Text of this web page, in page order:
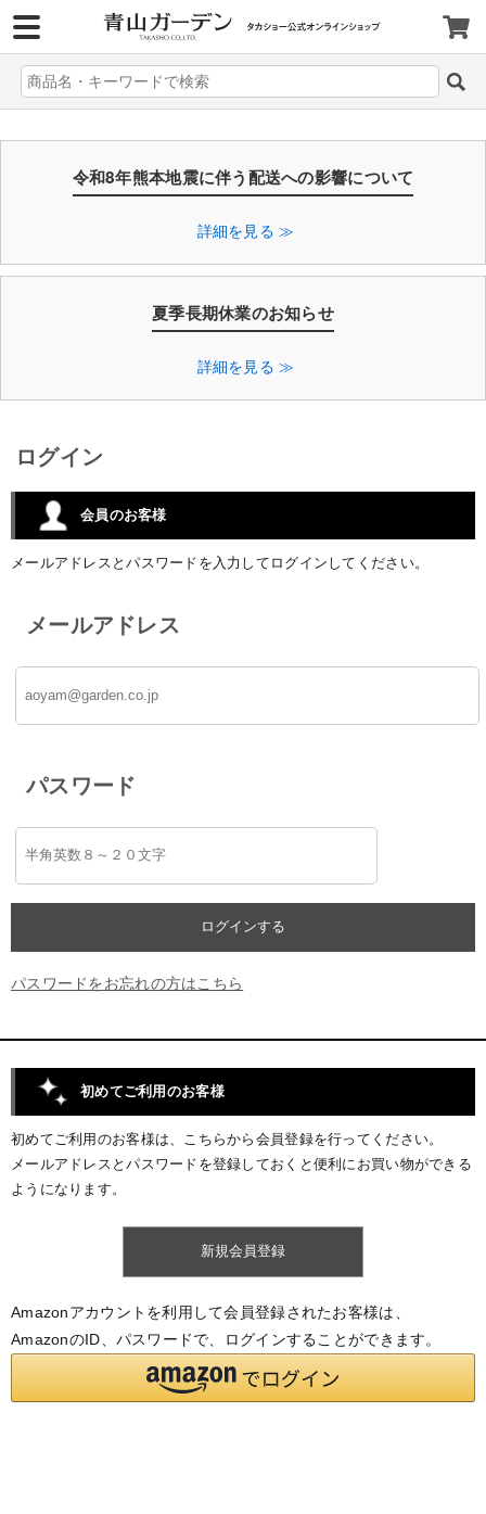
令和8年熊本地震に伴う配送への影響について
詳細を見る ≫
夏季長期休業のお知らせ
詳細を見る ≫
ログイン
会員のお客様
メールアドレスとパスワードを入力してログインしてください。
メールアドレス
パスワード
パスワードをお忘れの方はこちら
初めてご利用のお客様
初めてご利用のお客様は、こちらから会員登録を行ってください。
メールアドレスとパスワードを登録しておくと便利にお買い物ができる
ようになります。
Amazonアカウントを利用して会員登録されたお客様は、
AmazonのID、パスワードで、ログインすることができます。